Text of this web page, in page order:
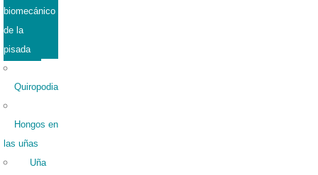
biomecánico
de la
pisada
Quiropodia
Hongos en
las uñas
Uña